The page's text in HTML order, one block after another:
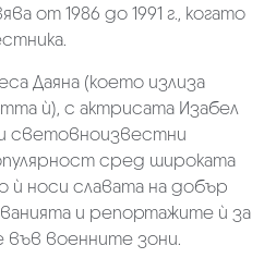
от 1986 до 1991 г., когато
Даяна (което излиза
ѝ), с актрисата Изабел
световноизвестни
сред широката
ѝ носи славата на добър
и репортажите ѝ за
във военните зони.